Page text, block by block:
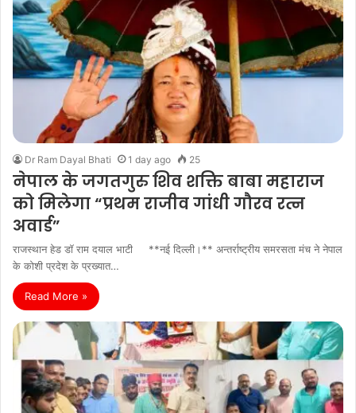
Dr Ram Dayal Bhati 1 day ago 25
नेपाल के जगतगुरु शिव शक्ति बाबा महाराज
को मिलेगा “प्रथम राजीव गांधी गौरव रत्न
अवार्ड”
राजस्थान हेड डॉ राम दयाल भाटी **नई दिल्ली।** अन्तर्राष्ट्रीय समरसता मंच ने नेपाल
के कोशी प्रदेश के प्रख्यात…
Read More »